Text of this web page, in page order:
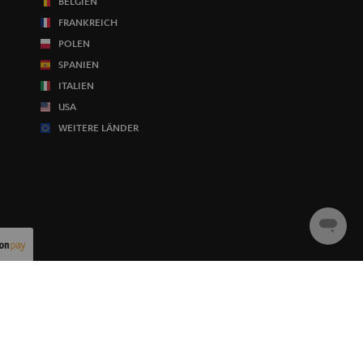
FRANKREICH
POLEN
SPANIEN
ITALIEN
USA
WEITERE LÄNDER
Chat
starten